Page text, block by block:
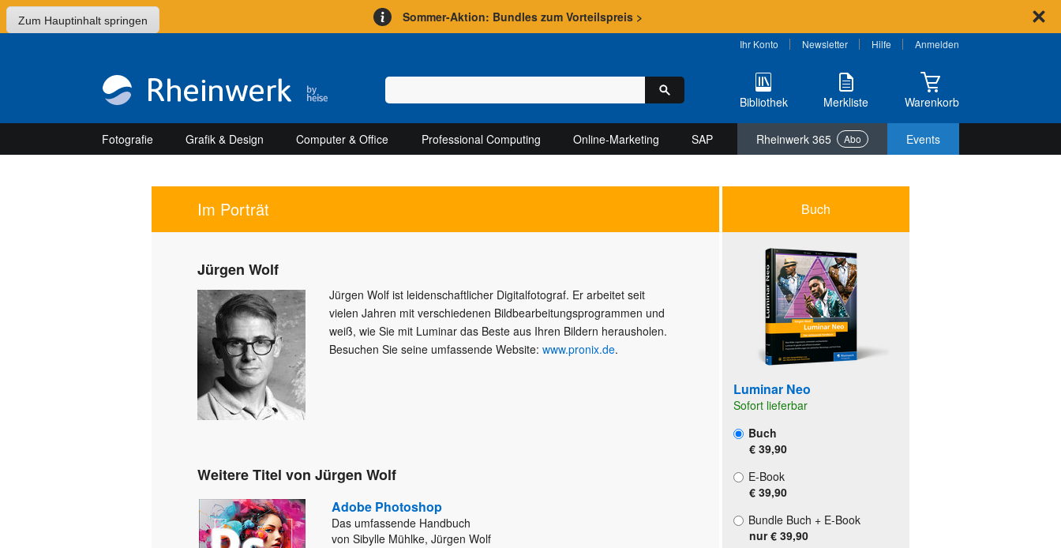
Zum Hauptinhalt springen Sommer-Aktion: Bundles zum Vorteilspreis >
Ihr Konto Newsletter Hilfe Anmelden
Bibliothek Merkliste Warenkorb
Fotografie Grafik & Design Computer & Office Professional Computing Online-Marketing SAP Rheinwerk 365 Abo Events
Im Porträt
Jürgen Wolf
Jürgen Wolf ist leidenschaftlicher Digitalfotograf. Er arbeitet seit
vielen Jahren mit verschiedenen Bildbearbeitungsprogrammen und
weiß, wie Sie mit Luminar das Beste aus Ihren Bildern herausholen.
Besuchen Sie seine umfassende Website: www.pronix.de.
Weitere Titel von Jürgen Wolf
Adobe Photoshop
Das umfassende Handbuch
von Sibylle Mühlke, Jürgen Wolf
Buch
Luminar Neo
Sofort lieferbar
Buch
€ 39,90
E-Book
€ 39,90
Bundle Buch + E-Book
nur € 39,90